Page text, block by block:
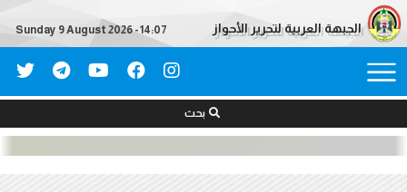
الجبهة العربية لتحرير الأحواز Sunday 9 August 2026 - 14:07
بحث